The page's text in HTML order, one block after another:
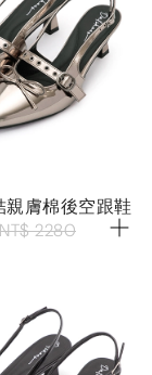
親膚棉後空跟鞋
NT$ 2280